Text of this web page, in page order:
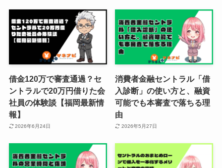
借金120万で審査通過？セ
ントラルで20万円借りた会
社員の体験談【福岡最新情
報】
2026年6月24日
消費者金融セントラル「借
入診断」の使い方と、融資
可能でも本審査で落ちる理
由
2026年5月27日